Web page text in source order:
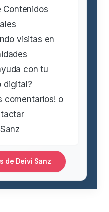
Contenidos
visitas en
con tu
digital?
comentarios! o
de Deivi Sanz